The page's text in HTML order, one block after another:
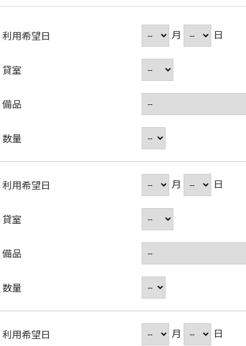
利用希望日 月 日
貸室
備品
数量
利用希望日 月 日
貸室
備品
数量
利用希望日 月 日